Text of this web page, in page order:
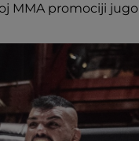
MMA promociji